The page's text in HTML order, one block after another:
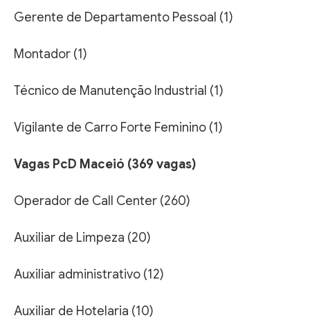
Gerente de Departamento Pessoal (1)
Montador (1)
Técnico de Manutenção Industrial (1)
Vigilante de Carro Forte Feminino (1)
Vagas PcD Maceió (369 vagas)
Operador de Call Center (260)
Auxiliar de Limpeza (20)
Auxiliar administrativo (12)
Auxiliar de Hotelaria (10)